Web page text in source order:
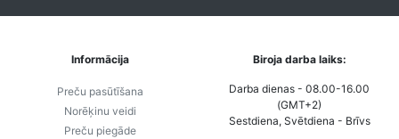
Informācija
Preču pasūtīšana
Norēķinu veidi
Preču piegāde
Biroja darba laiks:
Darba dienas - 08.00-16.00
(GMT+2)
Sestdiena, Svētdiena - Brīvs